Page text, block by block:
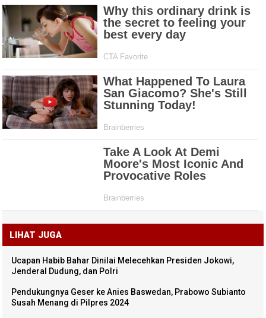
LIHAT JUGA
Ucapan Habib Bahar Dinilai Melecehkan Presiden Jokowi,
Jenderal Dudung, dan Polri
Pendukungnya Geser ke Anies Baswedan, Prabowo Subianto
Susah Menang di Pilpres 2024